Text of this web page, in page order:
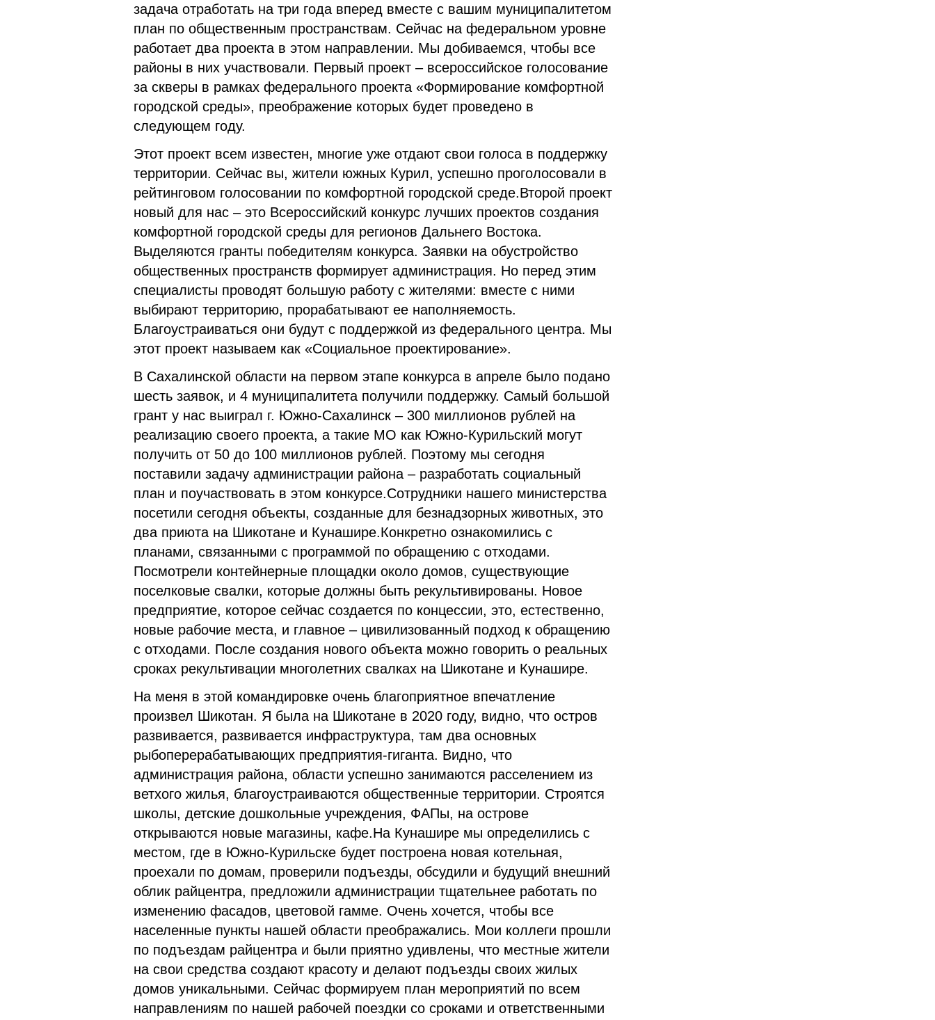
задача отработать на три года вперед вместе с вашим муниципалитетом
план по общественным пространствам. Сейчас на федеральном уровне
работает два проекта в этом направлении. Мы добиваемся, чтобы все
районы в них участвовали. Первый проект – всероссийское голосование
за скверы в рамках федерального проекта «Формирование комфортной
городской среды», преображение которых будет проведено в
следующем году.
Этот проект всем известен, многие уже отдают свои голоса в поддержку
территории. Сейчас вы, жители южных Курил, успешно проголосовали в
рейтинговом голосовании по комфортной городской среде.Второй проект
новый для нас – это Всероссийский конкурс лучших проектов создания
комфортной городской среды для регионов Дальнего Востока.
Выделяются гранты победителям конкурса. Заявки на обустройство
общественных пространств формирует администрация. Но перед этим
специалисты проводят большую работу с жителями: вместе с ними
выбирают территорию, прорабатывают ее наполняемость.
Благоустраиваться они будут с поддержкой из федерального центра. Мы
этот проект называем как «Социальное проектирование».
В Сахалинской области на первом этапе конкурса в апреле было подано
шесть заявок, и 4 муниципалитета получили поддержку. Самый большой
грант у нас выиграл г. Южно-Сахалинск – 300 миллионов рублей на
реализацию своего проекта, а такие МО как Южно-Курильский могут
получить от 50 до 100 миллионов рублей. Поэтому мы сегодня
поставили задачу администрации района – разработать социальный
план и поучаствовать в этом конкурсе.Сотрудники нашего министерства
посетили сегодня объекты, созданные для безнадзорных животных, это
два приюта на Шикотане и Кунашире.Конкретно ознакомились с
планами, связанными с программой по обращению с отходами.
Посмотрели контейнерные площадки около домов, существующие
поселковые свалки, которые должны быть рекультивированы. Новое
предприятие, которое сейчас создается по концессии, это, естественно,
новые рабочие места, и главное – цивилизованный подход к обращению
с отходами. После создания нового объекта можно говорить о реальных
сроках рекультивации многолетних свалках на Шикотане и Кунашире.
На меня в этой командировке очень благоприятное впечатление
произвел Шикотан. Я была на Шикотане в 2020 году, видно, что остров
развивается, развивается инфраструктура, там два основных
рыбоперерабатывающих предприятия-гиганта. Видно, что
администрация района, области успешно занимаются расселением из
ветхого жилья, благоустраиваются общественные территории. Строятся
школы, детские дошкольные учреждения, ФАПы, на острове
открываются новые магазины, кафе.На Кунашире мы определились с
местом, где в Южно-Курильске будет построена новая котельная,
проехали по домам, проверили подъезды, обсудили и будущий внешний
облик райцентра, предложили администрации тщательнее работать по
изменению фасадов, цветовой гамме. Очень хочется, чтобы все
населенные пункты нашей области преображались. Мои коллеги прошли
по подъездам райцентра и были приятно удивлены, что местные жители
на свои средства создают красоту и делают подъезды своих жилых
домов уникальными. Сейчас формируем план мероприятий по всем
направлениям по нашей рабочей поездки со сроками и ответственными